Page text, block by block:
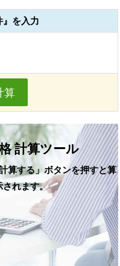
を入力
算
計算ツール
算する」ボタンを押すと算
されます。